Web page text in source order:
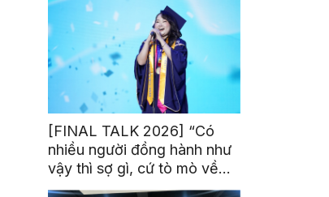
[FINAL TALK 2026] “Có
nhiều người đồng hành như
vậy thì sợ gì, cứ tò mò về
thế giới thôi”